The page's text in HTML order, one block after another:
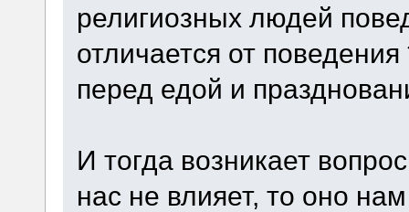
религиозных людей
отличается от
перед едой и
И тогда возникает
нас не влияет, то оно